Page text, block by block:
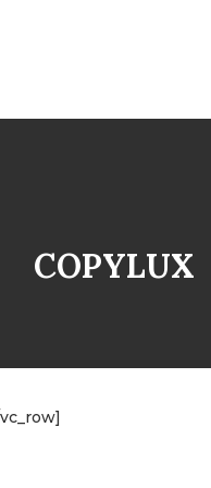
COPYLUX